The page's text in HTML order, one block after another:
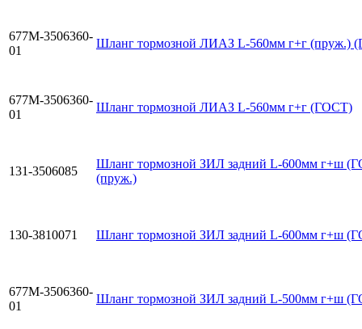
677М-3506360-
01
Шланг тормозной ЛИАЗ L-560мм г+г (пруж.)
677М-3506360-
01
Шланг тормозной ЛИАЗ L-560мм г+г (ГОСТ)
131-3506085
Шланг тормозной ЗИЛ задний L-600мм г+ш
(пруж.)
130-3810071 Шланг тормозной ЗИЛ задний L-600мм г+ш
677М-3506360-
01
Шланг тормозной ЗИЛ задний L-500мм г+ш